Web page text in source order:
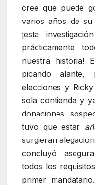
cree que puede
varios años de su
¡esta
prácticamente
nuestra historia!
picando
elecciones y
sola contienda y
donaciones
tuvo que estar
surgieran
concluyó
todos los
primer